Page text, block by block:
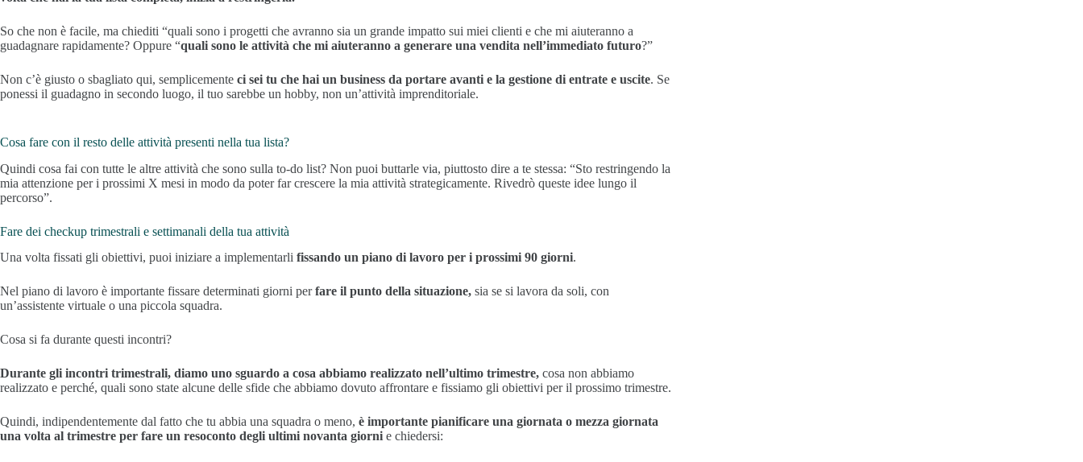
So che non è facile, ma chiediti “quali sono i progetti che avranno sia un grande impatto sui miei clienti e che mi aiuteranno a
guadagnare rapidamente? Oppure “quali sono le attività che mi aiuteranno a generare una vendita nell’immediato futuro?”
Non c’è giusto o sbagliato qui, semplicemente ci sei tu che hai un business da portare avanti e la gestione di entrate e uscite. Se
ponessi il guadagno in secondo luogo, il tuo sarebbe un hobby, non un’attività imprenditoriale.
Cosa fare con il resto delle attività presenti nella tua lista?
Quindi cosa fai con tutte le altre attività che sono sulla to-do list? Non puoi buttarle via, piuttosto dire a te stessa: “Sto restringendo la
mia attenzione per i prossimi X mesi in modo da poter far crescere la mia attività strategicamente. Rivedrò queste idee lungo il
percorso”.
Fare dei checkup trimestrali e settimanali della tua attività
Una volta fissati gli obiettivi, puoi iniziare a implementarli fissando un piano di lavoro per i prossimi 90 giorni.
Nel piano di lavoro è importante fissare determinati giorni perfare il punto della situazione, sia se si lavora da soli, con
un’assistente virtuale o una piccola squadra.
Cosa si fa durante questi incontri?
Durante gli incontri trimestrali, diamo uno sguardo a cosa abbiamo realizzato nell’ultimo trimestre, cosa non abbiamo
realizzato e perché, quali sono state alcune delle sfide che abbiamo dovuto affrontare e fissiamo gli obiettivi per il prossimo trimestre.
Quindi, indipendentemente dal fatto che tu abbia una squadra o meno, è importante pianificare una giornata o mezza giornata
una volta al trimestre per fare un resoconto degli ultimi novanta giorni e chiedersi: